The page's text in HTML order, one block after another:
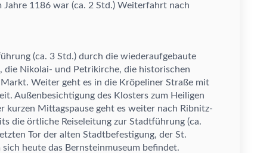
Jahre 1186 war (ca. 2 Std.) Weiterfahrt nach
ührung (ca. 3 Std.) durch die wiederaufgebaute
die Nikolai- und Petrikirche, die historischen
Weiter geht es in die Kröpeliner Straße mit
Außenbesichtigung des Klosters zum Heiligen
kurzen Mittagspause geht es weiter nach Ribnitz-
die örtliche Reiseleitung zur Stadtführung (ca.
Tor der alten Stadtbefestigung, der St.
heute das Bernsteinmuseum befindet.